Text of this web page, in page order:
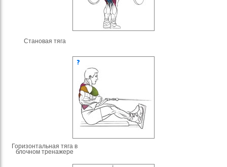
Становая тяга
Горизонтальная тяга в
блочном тренажере